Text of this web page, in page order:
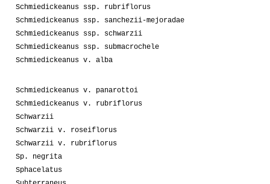
Schmiedickeanus ssp. rubriflorus
Schmiedickeanus ssp. sanchezii-mejoradae
Schmiedickeanus ssp. schwarzii
Schmiedickeanus ssp. submacrochele
Schmiedickeanus v. alba
Schmiedickeanus v. panarottoi
Schmiedickeanus v. rubriflorus
Schwarzii
Schwarzii v. roseiflorus
Schwarzii v. rubriflorus
Sp. negrita
Sphacelatus